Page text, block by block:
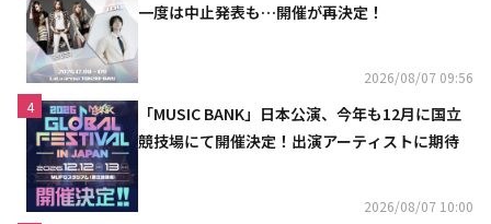
一度は中止発表も…開催が再決定！
2026/08/07 09:56
4
「MUSIC BANK」日本公演、今年も12月に国立
競技場にて開催決定！出演アーティストに期待
2026/08/07 10:00